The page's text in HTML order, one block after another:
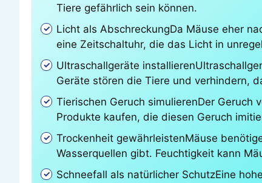
Tiere gefährlich sein können.
Licht als AbschreckungDa Mäuse eher
eine Zeitschaltuhr, die das Licht in
Ultraschallgeräte
Geräte stören die Tiere und verhindern,
Tierischen Geruch simulierenDer Geruch
Produkte kaufen, die diesen Geruch
Trockenheit gewährleistenMäuse
Wasserquellen gibt. Feuchtigkeit kann
Schneefall als natürlicher SchutzEine